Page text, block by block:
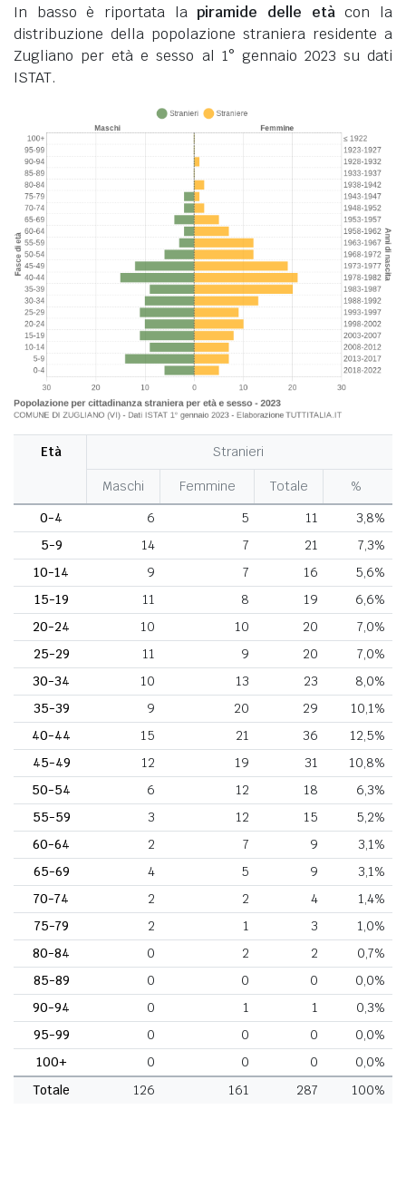
In basso è riportata lapiramide delle etàcon la
distribuzione della popolazione straniera residente a
Zugliano per età e sesso al 1° gennaio 2023 su dati
ISTAT.
Età Stranieri
Maschi Femmine Totale
%
0-4
6 5 11
3,8%
5-9
14 7 21
7,3%
10-14
9 7 16
5,6%
15-19
11 8 19
6,6%
20-24
10 10 20
7,0%
25-29
11 9 20
7,0%
30-34
10 13 23
8,0%
35-39
9 20 29
10,1%
40-44
15 21 36
12,5%
45-49
12 19 31
10,8%
50-54
6 12 18
6,3%
55-59
3 12 15
5,2%
60-64
2 7 9
3,1%
65-69
4 5 9
3,1%
70-74
2 2 4
1,4%
75-79
2 1 3
1,0%
80-84
0 2 2
0,7%
85-89
0 0 0
0,0%
90-94
0 1 1
0,3%
95-99
0 0 0
0,0%
100+
0 0 0
0,0%
Totale
126 161 287 100%